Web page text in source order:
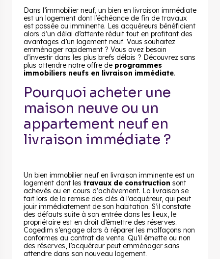
Dans l’immobilier neuf, un bien en livraison immédiate
est un logement dont l’échéance de fin de travaux
est passée ou imminente. Les acquéreurs bénéficient
alors d’un délai d’attente réduit tout en profitant des
avantages d’un logement neuf. Vous souhaitez
emménager rapidement ? Vous avez besoin
d’investir dans les plus brefs délais ? Découvrez sans
plus attendre notre offre de programmes
immobiliers neufs en livraison immédiate.
Pourquoi acheter une
maison neuve ou un
appartement neuf en
livraison immédiate ?
Un bien immobilier neuf en livraison imminente est un
logement dont les travaux de construction sont
achevés ou en cours d'achèvement. La livraison se
fait lors de la remise des clés à l’acquéreur, qui peut
jouir immédiatement de son habitation. S’il constate
des défauts suite à son entrée dans les lieux, le
propriétaire est en droit d’émettre des réserves.
Cogedim s’engage alors à réparer les malfaçons non
conformes au contrat de vente. Qu’il émette ou non
des réserves, l’acquéreur peut emménager sans
attendre dans son nouveau logement.